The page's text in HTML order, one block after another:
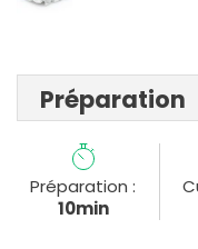
Préparation
Préparation :
10min